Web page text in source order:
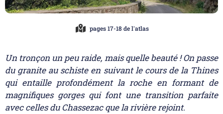
pages 17-18 de l'atlas
Un tronçon un peu raide, mais quelle beauté ! On passe
du granite au schiste en suivant le cours de la Thines
qui entaille profondément la roche en formant de
magnifiques gorges qui font une transition parfaite
avec celles du Chassezac que la rivière rejoint.